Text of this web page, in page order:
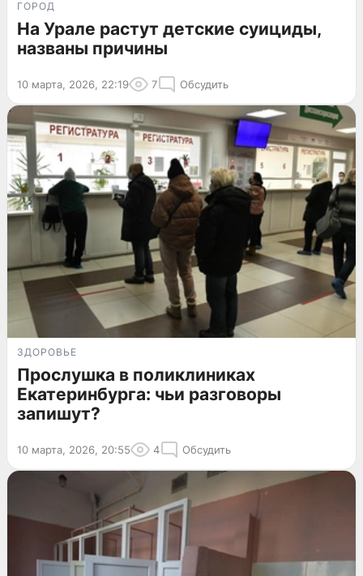
ГОРОД
На Урале растут детские суициды,
названы причины
10 марта, 2026, 22:19 7 Обсудить
ЗДОРОВЬЕ
Прослушка в поликлиниках
Екатеринбурга: чьи разговоры
запишут?
10 марта, 2026, 20:55 4 Обсудить